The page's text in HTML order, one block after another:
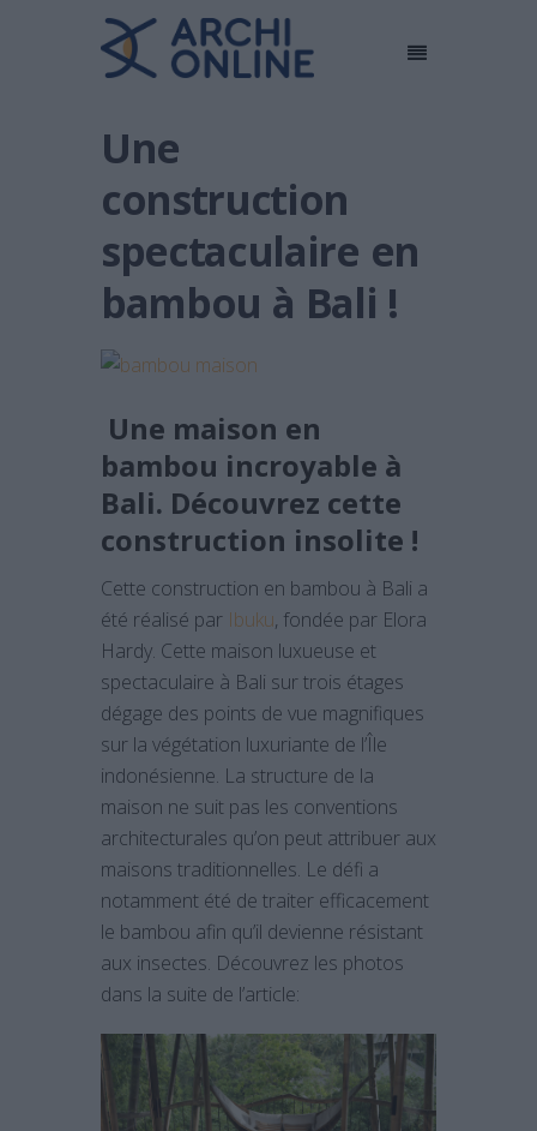
Une
construction
spectaculaire en
bambou à Bali !
Une maison en
bambou incroyable à
Bali. Découvrez cette
construction insolite !
Cette construction en bambou à Bali a
été réalisé par Ibuku, fondée par Elora
Hardy. Cette maison luxueuse et
spectaculaire à Bali sur trois étages
dégage des points de vue magnifiques
sur la végétation luxuriante de l’Île
indonésienne. La structure de la
maison ne suit pas les conventions
architecturales qu’on peut attribuer aux
maisons traditionnelles. Le défi a
notamment été de traiter efficacement
le bambou afin qu’il devienne résistant
aux insectes. Découvrez les photos
dans la suite de l’article: